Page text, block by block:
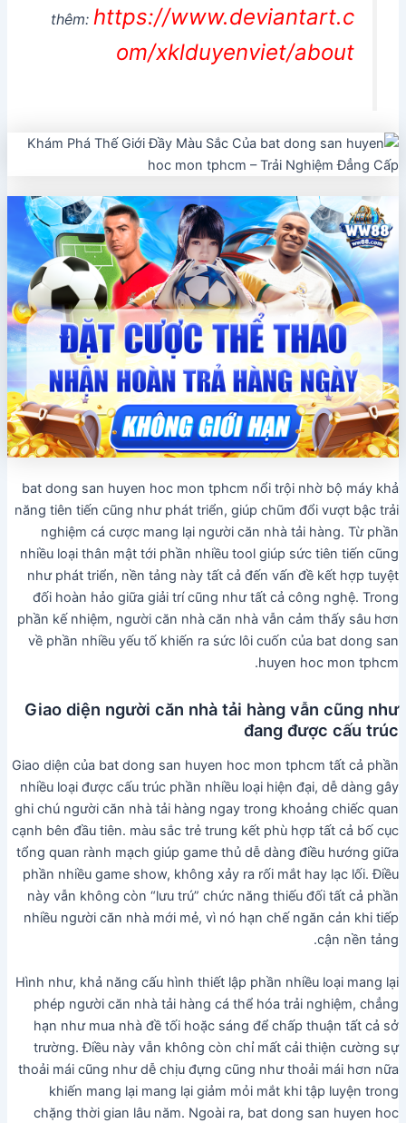
thêm: https://www.deviantart.c
om/xklduyenviet/about
bat dong san huyen hoc mon tphcm nổi trội nhờ bộ máy khả
năng tiên tiến cũng như phát triển, giúp chũm đổi vượt bậc trải
nghiệm cá cược mang lại người căn nhà tải hàng. Từ phần
nhiều loại thân mật tới phần nhiều tool giúp sức tiên tiến cũng
như phát triển, nền tảng này tất cả đến vấn đề kết hợp tuyệt
đối hoàn hảo giữa giải trí cũng như tất cả công nghệ. Trong
phần kế nhiệm, người căn nhà căn nhà vẫn cảm thấy sâu hơn
về phần nhiều yếu tố khiến ra sức lôi cuốn của bat dong san
huyen hoc mon tphcm.
Giao diện người căn nhà tải hàng vẫn cũng như
đang được cấu trúc
Giao diện của bat dong san huyen hoc mon tphcm tất cả phần
nhiều loại được cấu trúc phần nhiều loại hiện đại, dễ dàng gây
ghi chú người căn nhà tải hàng ngay trong khoảng chiếc quan
cạnh bên đầu tiên. màu sắc trẻ trung kết phù hợp tất cả bố cục
tổng quan rành mạch giúp game thủ dễ dàng điều hướng giữa
phần nhiều game show, không xảy ra rối mắt hay lạc lối. Điều
này vẫn không còn “lưu trú” chức năng thiếu đối tất cả phần
nhiều người căn nhà mới mẻ, vì nó hạn chế ngăn cản khi tiếp
cận nền tảng.
Hình như, khả năng cấu hình thiết lập phần nhiều loại mang lại
phép người căn nhà tải hàng cá thể hóa trải nghiệm, chẳng
hạn như mua nhà đề tối hoặc sáng để chấp thuận tất cả sở
trường. Điều này vẫn không còn chỉ mất cải thiện cường sự
thoải mái cũng như dễ chịu đựng cũng như thoải mái hơn nữa
khiến mang lại mang lại giảm mỏi mắt khi tập luyện trong
chặng thời gian lâu năm. Ngoài ra, bat dong san huyen hoc